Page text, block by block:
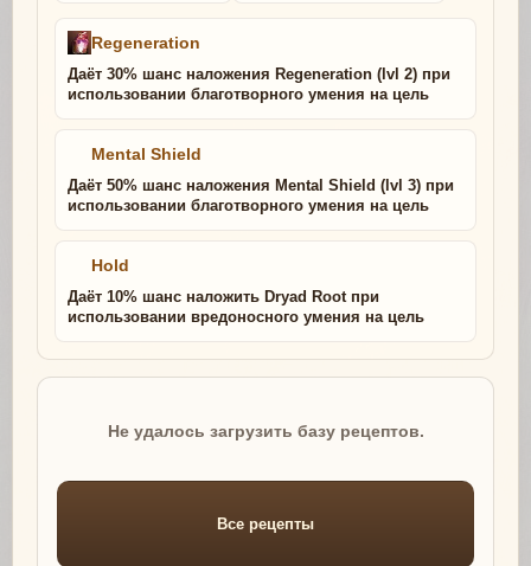
Regeneration
Даёт 30% шанс наложения Regeneration (lvl 2) при
использовании благотворного умения на цель
Mental Shield
Даёт 50% шанс наложения Mental Shield (lvl 3) при
использовании благотворного умения на цель
Hold
Даёт 10% шанс наложить Dryad Root при
использовании вредоносного умения на цель
Не удалось загрузить базу рецептов.
Все рецепты